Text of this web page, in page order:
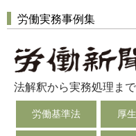
労働実務事例集
法解釈から実務処理ま
労働基準法 厚